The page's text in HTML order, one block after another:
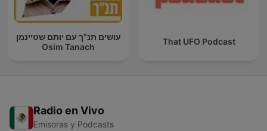
עושים תנ"ך עם יותם שטיינמן
Osim Tanach
That UFO Podcast
Radio en Vivo
Emisoras y Podcasts